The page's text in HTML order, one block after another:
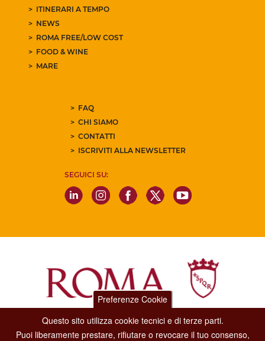
ITINERARI A TEMPO
NEWS
ROMA FREE/LOW COST
FOOD & WINE
MARE
FAQ
CHI SIAMO
CONTATTI
ISCRIVITI ALLA NEWSLETTER
SEGUICI SU:
Dipartimento Grandi Eventi, Sport, Turismo e Moda.
Via di San Basilio, 51
Preferenze Cookie
Questo sito utilizza cookie tecnici e di terze parti.
Puoi liberamente prestare, rifiutare o revocare il tuo consenso,